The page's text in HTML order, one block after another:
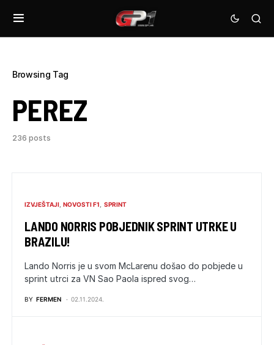
Browsing Tag
PEREZ
236 posts
IZVJEŠTAJI NOVOSTI F1 SPRINT
LANDO NORRIS POBJEDNIK SPRINT UTRKE U
BRAZILU!
Lando Norris je u svom McLarenu došao do pobjede u
sprint utrci za VN Sao Paola ispred svog…
BY FERMEN 02.11.2024.